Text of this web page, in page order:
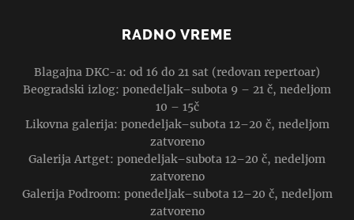
RADNO VREME
Blagajna DKC-a: od 16 do 21 sat (redovan repertoar)
Beogradski izlog: ponedeljak–subota 9 – 21 č, nedeljom
10 – 15č
Likovna galerija: ponedeljak–subota 12–20 č, nedeljom
zatvoreno
Galerija Artget: ponedeljak–subota 12–20 č, nedeljom
zatvoreno
Galerija Podroom: ponedeljak–subota 12–20 č, nedeljom
zatvoreno